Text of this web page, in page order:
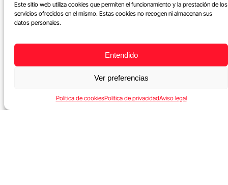
Este sitio web utiliza cookies que permiten el funcionamiento y la prestación de los
servicios ofrecidos en el mismo. Estas cookies no recogen ni almacenan sus
datos personales.
Entendido
Ver preferencias
Política de cookiesPolítica de privacidadAviso legal
Microciclo y Modelo de Juego: cómo diseñar un
En el fútbol actual, elmodelo de juegose ha convertido...